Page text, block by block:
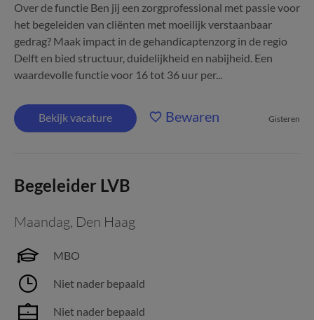
Over de functie Ben jij een zorgprofessional met passie voor
het begeleiden van cliënten met moeilijk verstaanbaar
gedrag? Maak impact in de gehandicaptenzorg in de regio
Delft en bied structuur, duidelijkheid en nabijheid. Een
waardevolle functie voor 16 tot 36 uur per...
Bekijk vacature Bewaren Gisteren
Begeleider LVB
Maandag, Den Haag
MBO
Niet nader bepaald
Niet nader bepaald